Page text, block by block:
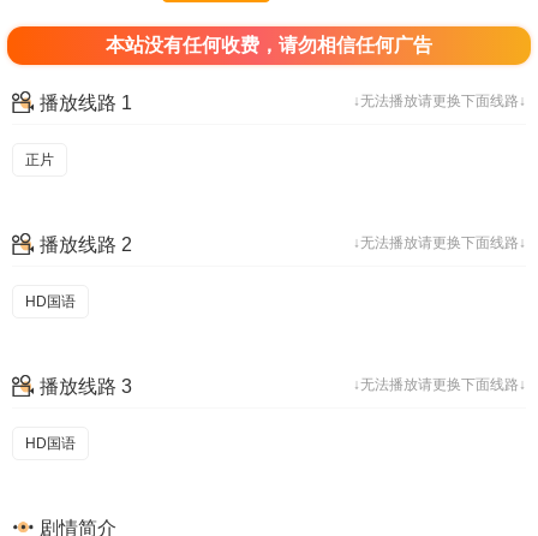
本站没有任何收费，请勿相信任何广告
↓无法播放请更换下面线路↓
播放线路 1
正片
↓无法播放请更换下面线路↓
播放线路 2
HD国语
↓无法播放请更换下面线路↓
播放线路 3
HD国语
剧情简介